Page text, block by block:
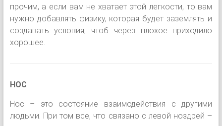
прочим, а если вам не хватает этой легкости, то вам
нужно добавлять физику, которая будет заземлять и
создавать условия, чтоб через плохое приходило
хорошее.
НОС
Нос – это состояние взаимодействия с другими
людьми. При том все, что связано с левой ноздрей –